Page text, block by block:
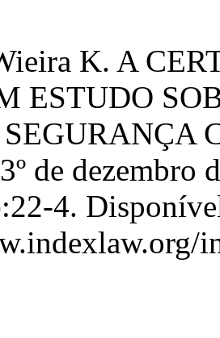
K. A
ESTUDO
de dezembro
4.